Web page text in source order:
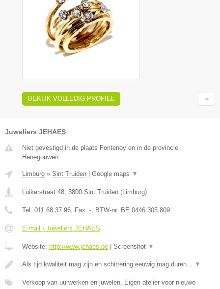
BEKIJK VOLLEDIG PROFIEL
Juweliers JEHAES
Niet gevestigd in de plaats Fontenoy en in de provincie
Henegouwen.
Limburg » Sint Truiden Google maps ▼
Luikerstraat 48, 3800 Sint Truiden (Limburg)
Tel: 011 68 37 96, Fax: -, BTW-nr: BE 0446.305.809
E-mail › Juweliers JEHAES
Website: http://www.jehaes.be Screenshot ▼
Als tijd kwaliteit mag zijn en schittering eeuwig mag duren... ▼
Verkoop van uurwerken en juwelen, Eigen atelier voor nieuwe